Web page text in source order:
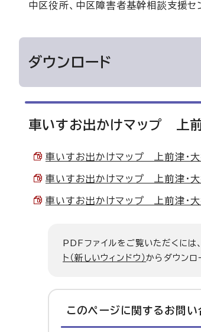
中区役所、中区障害者基幹相談支援セ
ダウンロード
車いすお出かけマップ 上
車いすお出かけマップ 上前津・
車いすお出かけマップ 上前津・
車いすお出かけマップ 上前津・
PDFファイルをご覧いただくには
ト（新しいウィンドウ）からダウンロ
このページに関する お問い